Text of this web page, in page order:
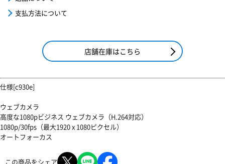
支払方法について
店舗在庫はこちら
仕様[c930e]
ウェブカメラ
高度な1080pビジネス ウェブカメラ（H.264対応）
1080p/30fps（最大1920 x 1080ピクセル）
オートフォーカス
この商品をシェア